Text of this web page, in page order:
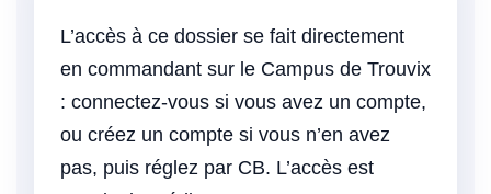
L’accès à ce dossier se fait directement
en commandant sur le Campus de Trouvix
: connectez-vous si vous avez un compte,
ou créez un compte si vous n’en avez
pas, puis réglez par CB. L’accès est